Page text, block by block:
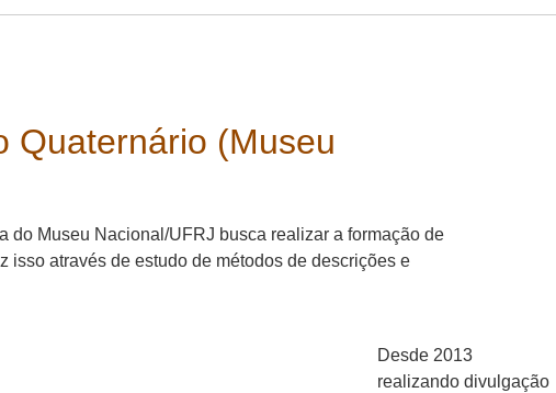
Quaternário (Museu
Museu Nacional/UFRJ busca realizar a formação de
através de estudo de métodos de descrições e
Desde 2013
realizando divulgação